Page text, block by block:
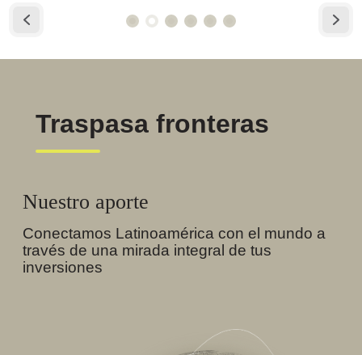
Traspasa fronteras
Nuestro aporte
Conectamos Latinoamérica con el mundo a
través de una mirada integral de tus
inversiones